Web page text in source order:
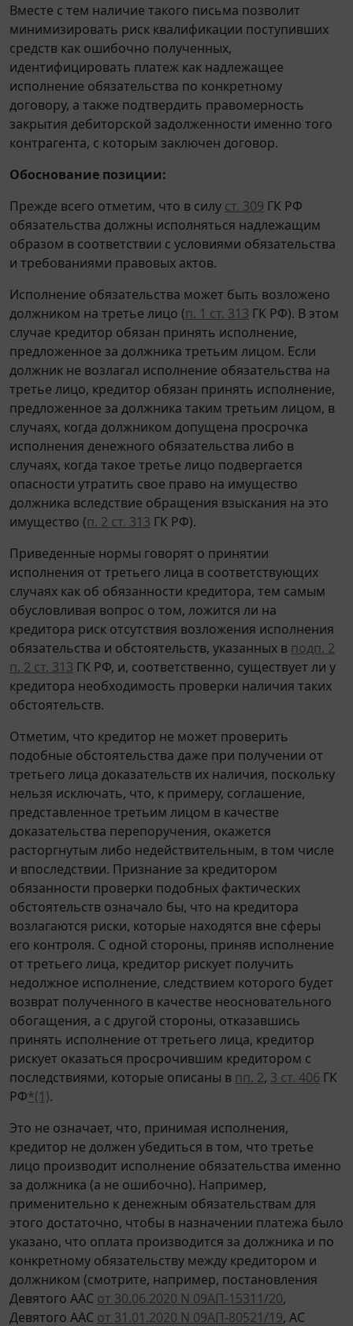
Вместе с тем наличие такого письма позволит
минимизировать риск квалификации поступивших
средств как ошибочно полученных,
идентифицировать платеж как надлежащее
исполнение обязательства по конкретному
договору, а также подтвердить правомерность
закрытия дебиторской задолженности именно того
контрагента, с которым заключен договор.
Обоснование позиции:
Прежде всего отметим, что в силу ст. 309 ГК РФ
обязательства должны исполняться надлежащим
образом в соответствии с условиями обязательства
и требованиями правовых актов.
Исполнение обязательства может быть возложено
должником на третье лицо (п. 1 ст. 313 ГК РФ). В этом
случае кредитор обязан принять исполнение,
предложенное за должника третьим лицом. Если
должник не возлагал исполнение обязательства на
третье лицо, кредитор обязан принять исполнение,
предложенное за должника таким третьим лицом, в
случаях, когда должником допущена просрочка
исполнения денежного обязательства либо в
случаях, когда такое третье лицо подвергается
опасности утратить свое право на имущество
должника вследствие обращения взыскания на это
имущество (п. 2 ст. 313 ГК РФ).
Приведенные нормы говорят о принятии
исполнения от третьего лица в соответствующих
случаях как об обязанности кредитора, тем самым
обусловливая вопрос о том, ложится ли на
кредитора риск отсутствия возложения исполнения
обязательства и обстоятельств, указанных в подп. 2
п. 2 ст. 313 ГК РФ, и, соответственно, существует ли у
кредитора необходимость проверки наличия таких
обстоятельств.
Отметим, что кредитор не может проверить
подобные обстоятельства даже при получении от
третьего лица доказательств их наличия, поскольку
нельзя исключать, что, к примеру, соглашение,
представленное третьим лицом в качестве
доказательства перепоручения, окажется
расторгнутым либо недействительным, в том числе
и впоследствии. Признание за кредитором
обязанности проверки подобных фактических
обстоятельств означало бы, что на кредитора
возлагаются риски, которые находятся вне сферы
его контроля. С одной стороны, приняв исполнение
от третьего лица, кредитор рискует получить
недолжное исполнение, следствием которого будет
возврат полученного в качестве неосновательного
обогащения, а с другой стороны, отказавшись
принять исполнение от третьего лица, кредитор
рискует оказаться просрочившим кредитором с
последствиями, которые описаны в пп. 2, 3 ст. 406 ГК
РФ*(1).
Это не означает, что, принимая исполнения,
кредитор не должен убедиться в том, что третье
лицо производит исполнение обязательства именно
за должника (а не ошибочно). Например,
применительно к денежным обязательствам для
этого достаточно, чтобы в назначении платежа было
указано, что оплата производится за должника и по
конкретному обязательству между кредитором и
должником (смотрите, например, постановления
Девятого ААС от 30.06.2020 N 09АП-15311/20,
Девятого ААС от 31.01.2020 N 09АП-80521/19, АС